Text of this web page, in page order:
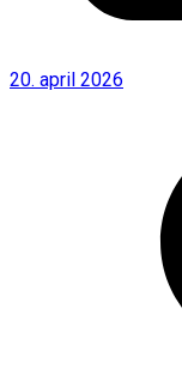
20. april 2026